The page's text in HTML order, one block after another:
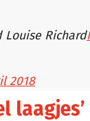
Louise Richard
2018